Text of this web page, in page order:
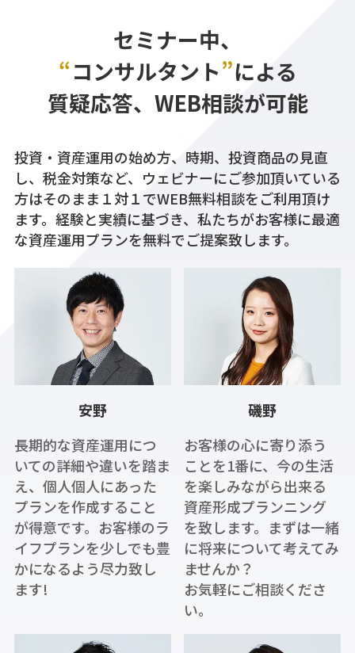
セミナー中、
“コンサルタント”による
質疑応答、WEB相談が可能
投資・資産運用の始め方、時期、投資商品の見直
し、税金対策など、ウェビナーにご参加頂いている
方はそのまま１対１でWEB無料相談をご利用頂け
ます。経験と実績に基づき、私たちがお客様に最適
な資産運用プランを無料でご提案致します。
安野
長期的な資産運用につ
いての詳細や違いを踏ま
え、個人個人にあった
プランを作成すること
が得意です。お客様のラ
イフプランを少しでも豊
かになるよう尽力致し
ます!
磯野
お客様の心に寄り添う
ことを1番に、今の生活
を楽しみながら出来る
資産形成プランニング
を致します。まずは一緒
に将来について考えてみ
ませんか？
お気軽にご相談くださ
い。